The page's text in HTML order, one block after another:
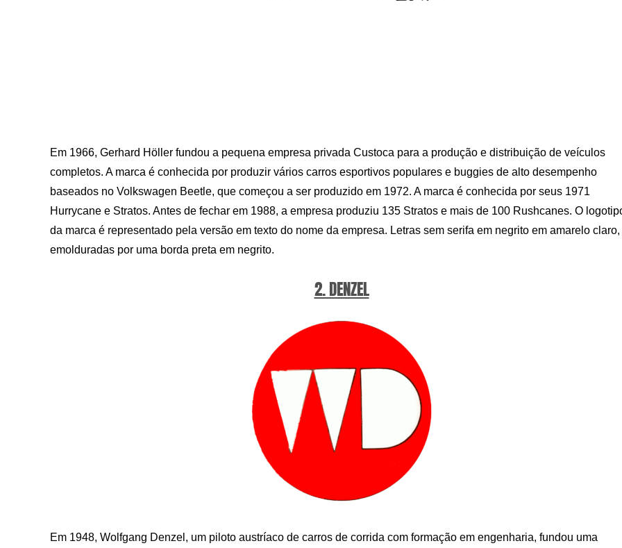
Em 1966, Gerhard Höller fundou a pequena empresa privada Custoca para a produção e distribuição de veículos
completos. A marca é conhecida por produzir vários carros esportivos populares e buggies de alto desempenho
baseados no Volkswagen Beetle, que começou a ser produzido em 1972. A marca é conhecida por seus 1971
Hurrycane e Stratos. Antes de fechar em 1988, a empresa produziu 135 Stratos e mais de 100 Rushcanes. O
da marca é representado pela versão em texto do nome da empresa. Letras sem serifa em negrito em amarelo claro,
emolduradas por uma borda preta em negrito.
2. DENZEL
Em 1948, Wolfgang Denzel, um piloto austríaco de carros de corrida com formação em engenharia, fundou uma